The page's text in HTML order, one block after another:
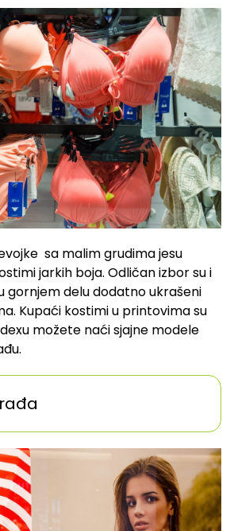
sa malim grudima jesu
jarkih boja. Odličan izbor su i
gornjem delu dodatno ukrašeni
Kupaći kostimi u printovima su
možete naći sjajne modele